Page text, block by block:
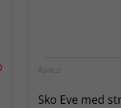
ÅSHILD
Sko Eve med